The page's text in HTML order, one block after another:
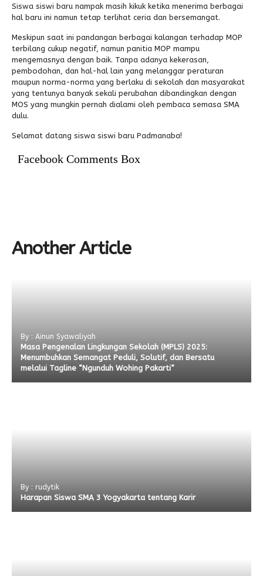
Siswa siswi baru nampak masih kikuk ketika menerima berbagai
hal baru ini namun tetap terlihat ceria dan bersemangat.
Meskipun saat ini pandangan berbagai kalangan terhadap MOP
terbilang cukup negatif, namun panitia MOP mampu
mengemasnya dengan baik. Tanpa adanya kekerasan,
pembodohan, dan hal-hal lain yang melanggar peraturan
maupun norma-norma yang berlaku di sekolah dan masyarakat
yang tentunya banyak sekali perubahan dibandingkan dengan
MOS yang mungkin pernah dialami oleh pembaca semasa SMA
dulu.
Selamat datang siswa siswi baru Padmanaba!
Facebook Comments Box
Another Article
By : Ainun Syawaliyah
Masa Pengenalan Lingkungan Sekolah (MPLS) 2025:
Menumbuhkan Semangat Peduli, Solutif, dan Bersatu
melalui Tagline “Ngunduh Wohing Pakarti”
By : rudytik
Harapan Siswa SMA 3 Yogyakarta tentang Karir